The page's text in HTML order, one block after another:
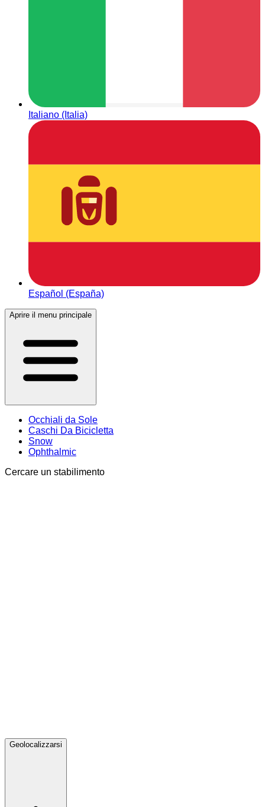
Italiano (Italia)
Español (España)
Aprire il menu principale
Occhiali da Sole
Caschi Da Bicicletta
Snow
Ophthalmic
Cercare un stabilimento
Geolocalizzarsi